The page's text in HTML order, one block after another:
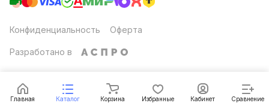
Главная Каталог Корзина Избранные Кабинет Сравнение
Конфиденциальность Оферта
Разработано в